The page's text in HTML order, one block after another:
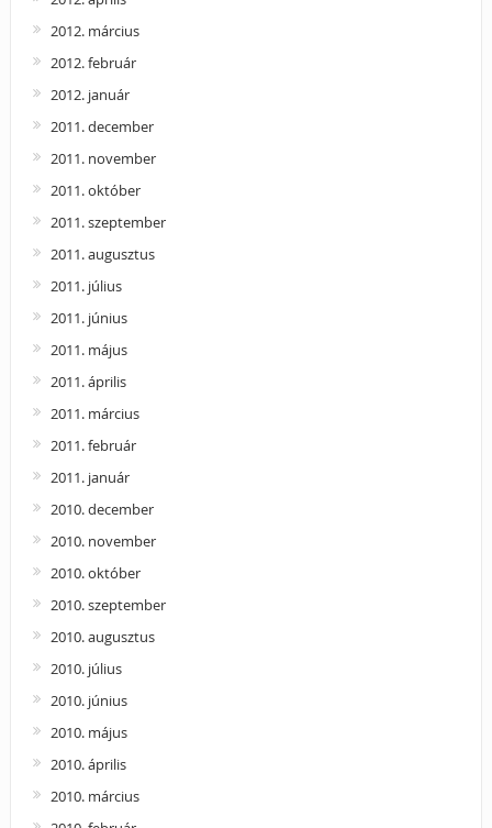
2012. március
2012. február
2012. január
2011. december
2011. november
2011. október
2011. szeptember
2011. augusztus
2011. július
2011. június
2011. május
2011. április
2011. március
2011. február
2011. január
2010. december
2010. november
2010. október
2010. szeptember
2010. augusztus
2010. július
2010. június
2010. május
2010. április
2010. március